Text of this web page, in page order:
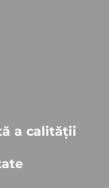
a calității